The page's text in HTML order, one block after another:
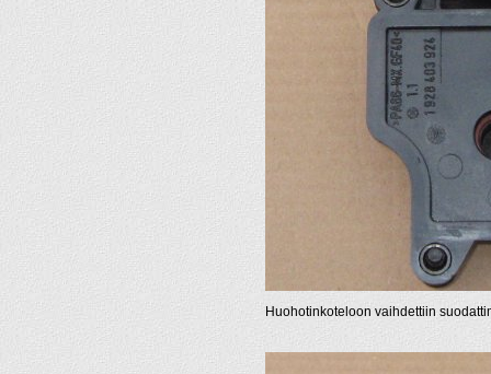
Huohotinkoteloon vaihdettiin